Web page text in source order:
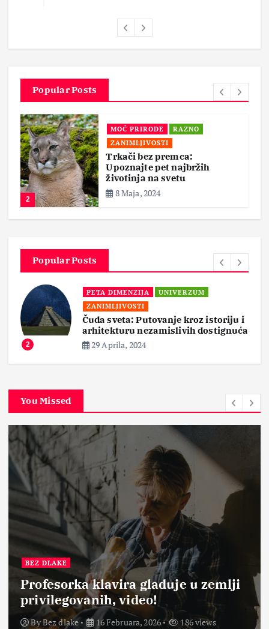
Popular Posts
2
MOĆ PRIRODE
RAZNO
ZANIMLJIVOSTI
Trkači bez premca:
Upoznajte pet najbržih
životinja na svetu
8 Maja, 2024
Popular Posts
2
PETA DIMENZIJA
UNIVERZUM
ZANIMLJIVOSTI
Čuda sveta: Putovanje kroz istoriju i
arhitekturu nezamislivih dostignuća
29 Aprila, 2024
You Missed
BEZ DLAKE
Profesorka klavira gladuje u zemlji
privilegovanih, video!
ByBez dlake 16 Februara, 2026 186 views